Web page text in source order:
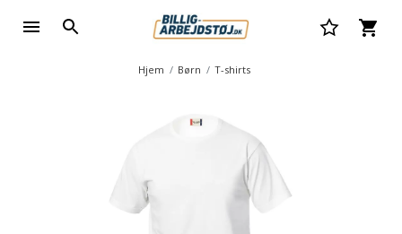
Hjem Børn T-shirts